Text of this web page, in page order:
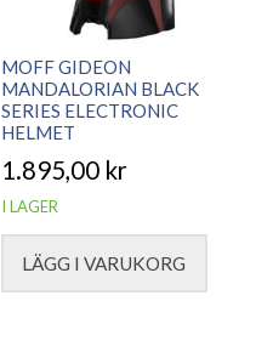
MOFF GIDEON
MANDALORIAN BLACK
SERIES ELECTRONIC
HELMET
1.895,00 kr
I LAGER
LÄGG I VARUKORG